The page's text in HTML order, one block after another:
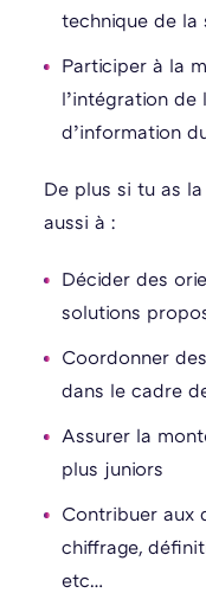
technique de
Participer à la
l’intégration de
d’information
De plus si tu as
aussi à :
Décider des
solutions
Coordonner
dans le cadre
Assurer la
plus juniors
Contribuer aux
chiffrage,
etc…